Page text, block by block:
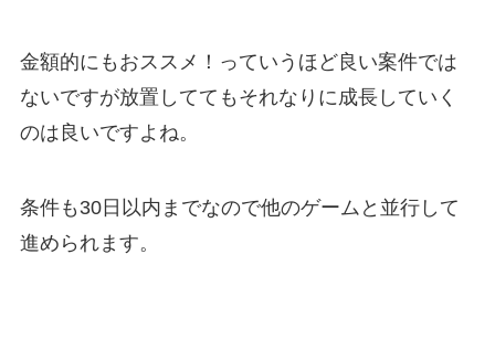
金額的にもおススメ！っていうほど良い案件では
ないですが放置しててもそれなりに成長していく
のは良いですよね。
条件も30日以内までなので他のゲームと並行して
進められます。